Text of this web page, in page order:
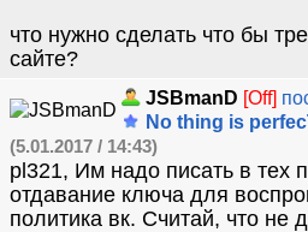
что нужно сделать что бы
сайте?
JSBmanD [Off]
No thing is
(5.01.2017 / 14:43)
pl321, Им надо писать в тех
отдавание ключа для
политика вк. Считай, что не